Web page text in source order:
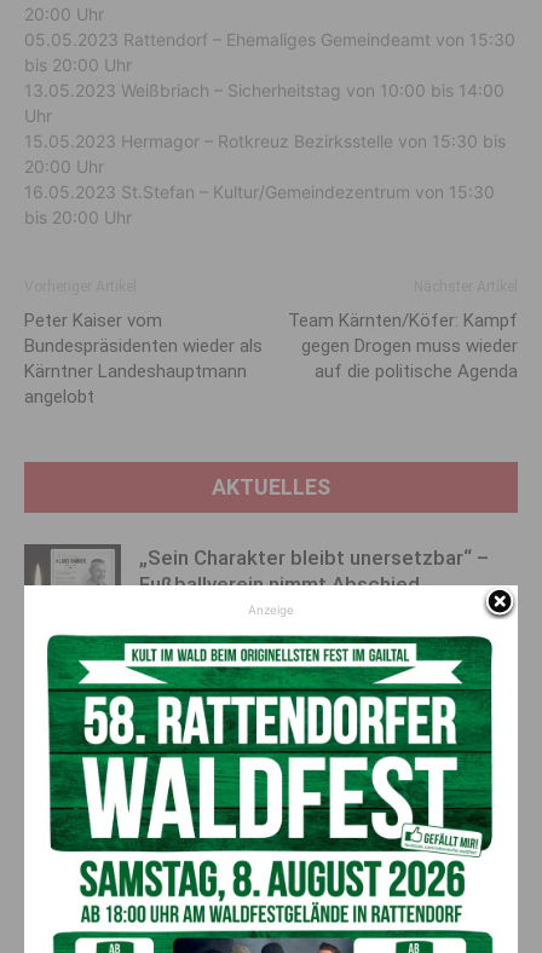
20:00 Uhr
05.05.2023 Rattendorf – Ehemaliges Gemeindeamt von 15:30
bis 20:00 Uhr
13.05.2023 Weißbriach – Sicherheitstag von 10:00 bis 14:00
Uhr
15.05.2023 Hermagor – Rotkreuz Bezirksstelle von 15:30 bis
20:00 Uhr
16.05.2023 St.Stefan – Kultur/Gemeindezentrum von 15:30
bis 20:00 Uhr
Peter Kaiser vom
Bundespräsidenten wieder als
Kärntner Landeshauptmann
angelobt
Team Kärnten/Köfer: Kampf
gegen Drogen muss wieder
auf die politische Agenda
AKTUELLES
„Sein Charakter bleibt unersetzbar“ –
Fußballverein nimmt Abschied
7. August 2026
Bargeld im Bankomaten vergessen –
Polizei bittet um Hinweise
Aktuell 7. August 2026
Lienz: Bub (4) nach Badeunfall
reanimiert – Polizei sucht Zeugen
Aktuell 7. August 2026
Anzeige
Anzeige